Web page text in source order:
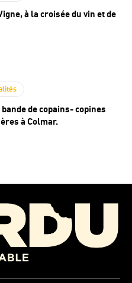
à la croisée du vin et de
bande de copains- copines
à Colmar.